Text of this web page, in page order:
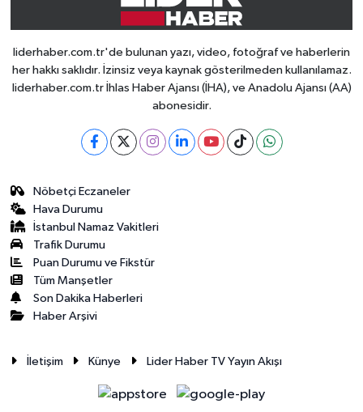
liderhaber.com.tr'de bulunan yazı, video, fotoğraf ve haberlerin
her hakkı saklıdır. İzinsiz veya kaynak gösterilmeden kullanılamaz.
liderhaber.com.tr İhlas Haber Ajansı (İHA), ve Anadolu Ajansı (AA)
abonesidir.
Nöbetçi Eczaneler
Hava Durumu
İstanbul Namaz Vakitleri
Trafik Durumu
Puan Durumu ve Fikstür
Tüm Manşetler
Son Dakika Haberleri
Haber Arşivi
İletişim Künye Lider Haber TV Yayın Akışı